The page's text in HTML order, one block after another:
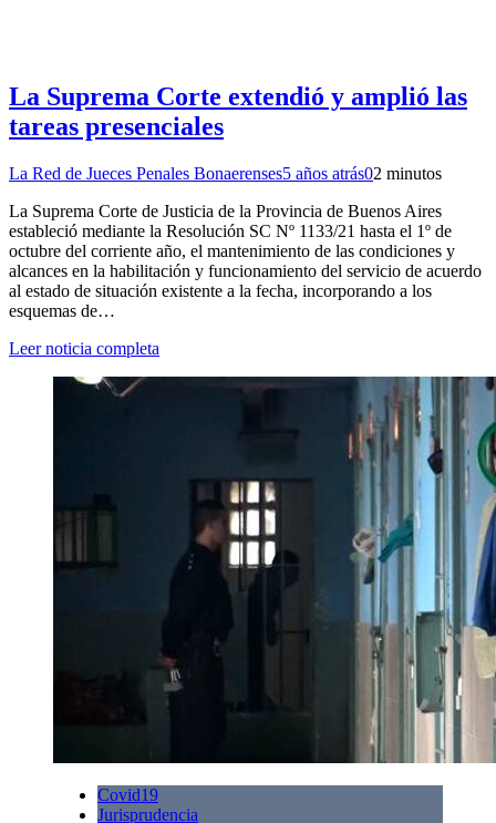
La Suprema Corte extendió y amplió las
tareas presenciales
La Red de Jueces Penales Bonaerenses5 años atrás02 minutos
La Suprema Corte de Justicia de la Provincia de Buenos Aires
estableció mediante la Resolución SC Nº 1133/21 hasta el 1º de
octubre del corriente año, el mantenimiento de las condiciones y
alcances en la habilitación y funcionamiento del servicio de acuerdo
al estado de situación existente a la fecha, incorporando a los
esquemas de…
Leer noticia completa
Covid19
Jurisprudencia